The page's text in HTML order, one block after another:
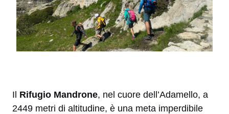
Il Rifugio Mandrone, nel cuore dell’Adamello, a
2449 metri di altitudine, è una meta imperdibile